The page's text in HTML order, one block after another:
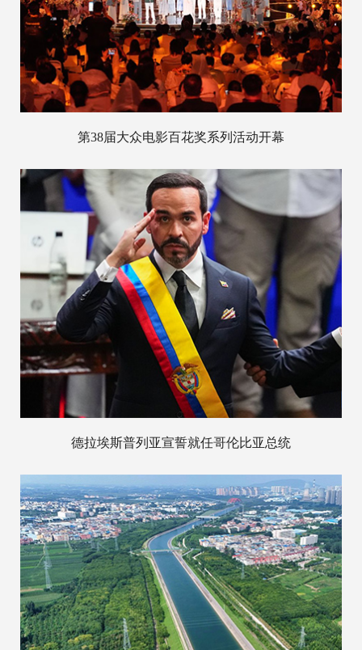
第38届大众电影百花奖系列活动开幕
德拉埃斯普列亚宣誓就任哥伦比亚总统